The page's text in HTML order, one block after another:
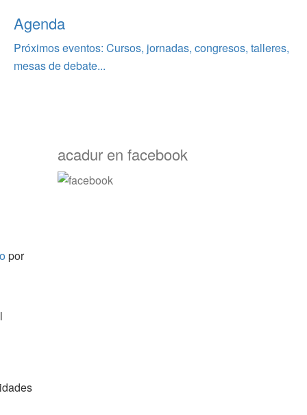
Agenda
Próximos eventos: Cursos, jornadas, congresos, talleres,
mesas de debate...
por
acadur en facebook